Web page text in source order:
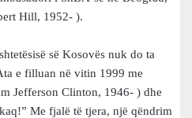
Hill, 1952- ).
së Kosovës nuk do ta
e filluan në vitin 1999 me
Jefferson Clinton, 1946- ) dhe
Me fjalë të tjera, një qëndrim